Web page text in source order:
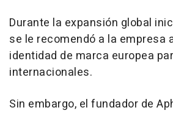
Durante la expansión global
se le recomendó a la empresa
identidad de marca europea
internacionales.
Sin embargo, el fundador de